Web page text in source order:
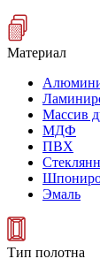
Материал
Массив
МДФ
ПВХ
Эмаль
Тип полотна